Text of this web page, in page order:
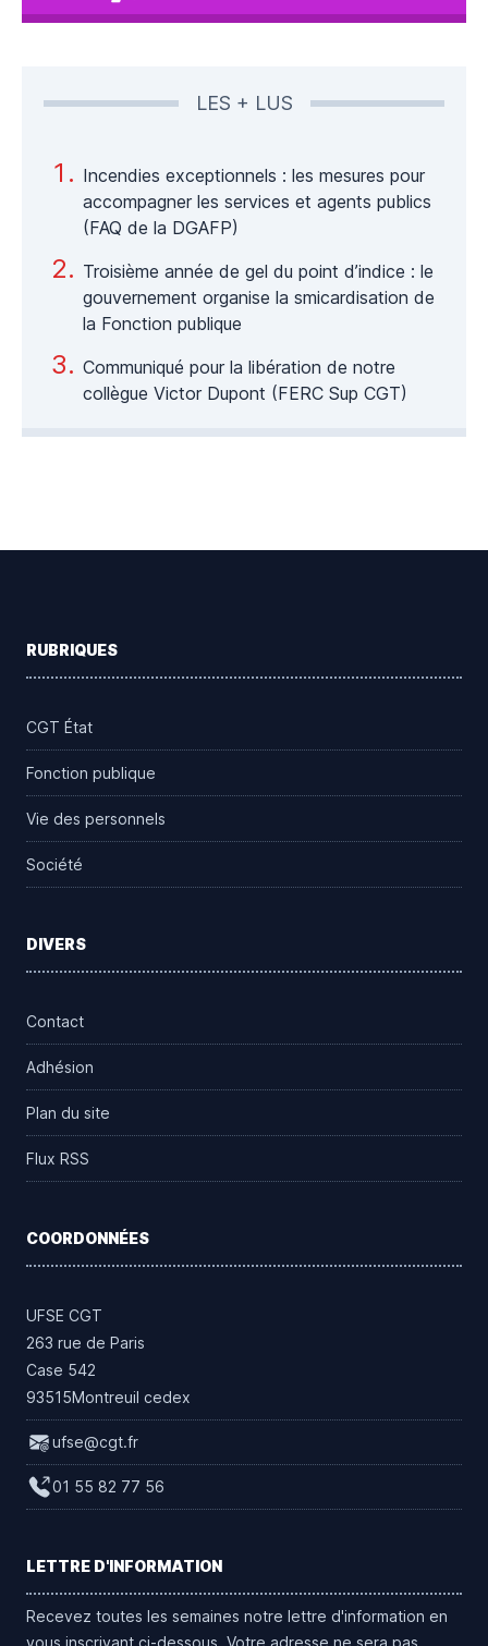
LES + LUS
Incendies exceptionnels : les mesures pour
accompagner les services et agents publics
(FAQ de la DGAFP)
Troisième année de gel du point d’indice : le
gouvernement organise la smicardisation de
la Fonction publique
Communiqué pour la libération de notre
collègue Victor Dupont (FERC Sup CGT)
RUBRIQUES
CGT État
Fonction publique
Vie des personnels
Société
DIVERS
Contact
Adhésion
Plan du site
Flux RSS
COORDONNÉES
UFSE CGT
263 rue de Paris
Case 542
93515Montreuil cedex
ufse@cgt.fr
01 55 82 77 56
LETTRE D'INFORMATION
Recevez toutes les semaines notre lettre d'information en
vous inscrivant ci-dessous. Votre adresse ne sera pas